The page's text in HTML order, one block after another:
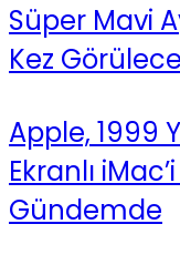
Süper Mavi
Kez
Apple, 1999
Ekranlı
Gündemde